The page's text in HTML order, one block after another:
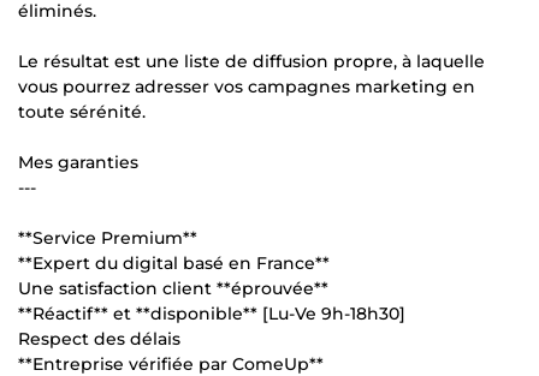
éliminés.
Le résultat est une liste de diffusion propre, à laquelle
vous pourrez adresser vos campagnes marketing en
toute sérénité.
Mes garanties
---
**Service Premium**
**Expert du digital basé en France**
Une satisfaction client **éprouvée**
**Réactif** et **disponible** [Lu-Ve 9h-18h30]
Respect des délais
**Entreprise vérifiée par ComeUp**